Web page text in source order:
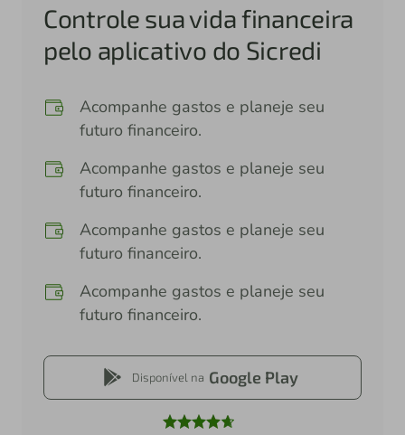
Controle sua vida financeira
pelo aplicativo do Sicredi
Acompanhe gastos e planeje seu
futuro financeiro.
Acompanhe gastos e planeje seu
futuro financeiro.
Acompanhe gastos e planeje seu
futuro financeiro.
Acompanhe gastos e planeje seu
futuro financeiro.
Disponível na Google Play